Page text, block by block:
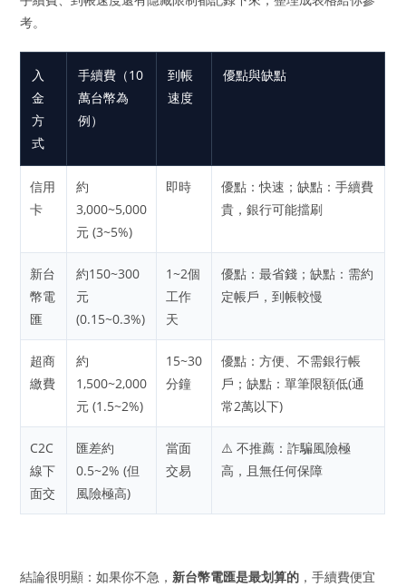
考。
入
金
方
式
手續費（10
萬台幣為
例）
到帳
速度
優點與缺點
信用
卡
約
3,000~5,000
元 (3~5%)
即時
優點：快速；缺點：手續費
貴，銀行可能擋刷
新台
幣電
匯
約150~300
元
(0.15~0.3%)
1~2個
工作
天
優點：最省錢；缺點：需約
定帳戶，到帳較慢
超商
繳費
約
1,500~2,000
元 (1.5~2%)
15~30
分鐘
優點：方便、不需銀行帳
戶；缺點：單筆限額低(通
常2萬以下)
C2C
線下
面交
匯差約
0.5~2% (但
風險極高)
當面
交易
⚠️ 不推薦：詐騙風險極
高，且無任何保障
結論很明顯：如果你不急，新台幣電匯是最划算的 ，手續費便宜